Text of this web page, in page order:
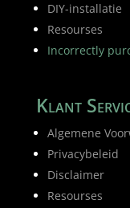
DIY-installatie
Resourses
Incorrectly
Klant
Algemene
Privacybeleid
Disclaimer
Resourses